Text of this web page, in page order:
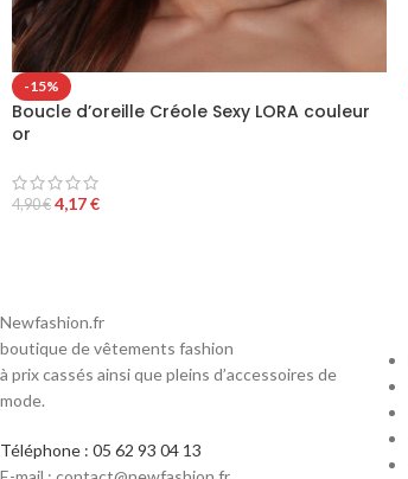
-15%
Boucle d’oreille Créole Sexy LORA couleur
or
4,90€ 4,17€
Newfashion.fr
boutique de vêtements fashion
à prix cassés ainsi que pleins d’accessoires de
mode.
Téléphone : 05 62 93 04 13